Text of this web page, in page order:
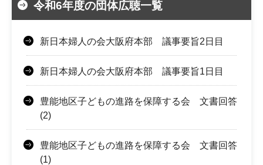
令和6年度の団体広聴一覧
新日本婦人の会大阪府本部 議事要旨2日目
新日本婦人の会大阪府本部 議事要旨1日目
豊能地区子どもの進路を保障する会 文書回答
(2)
豊能地区子どもの進路を保障する会 文書回答
(1)